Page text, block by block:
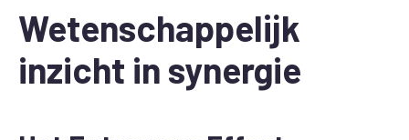
Wetenschappelijk
inzicht in synergie